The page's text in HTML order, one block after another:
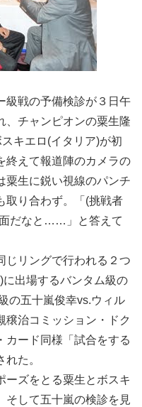
戦の予備検診が３日午
、チャンピオンの粟生隆
キエロ(イタリア)が初
終えて報道陣のカメラの
粟生に鋭い視線のパンチ
取り合わず。「(挑戦者
だなと……」と答えて
リングで行われる２つ
出場するバンタム級の
の五十嵐俊幸vs.ウィル
穣治コミッション・ドク
カード同様「試合をする
た。
ズをとる粟生とボスキ
そして五十嵐の検診を見